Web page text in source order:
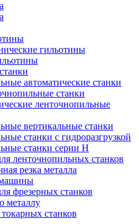
гильотины
автоматические станки
станки
ленточнопильные
вертикальные станки
станки с гидроразгрузкой
станки серии H
ленточнопильных станков
резка металла
фрезерных станков
металлу
станков